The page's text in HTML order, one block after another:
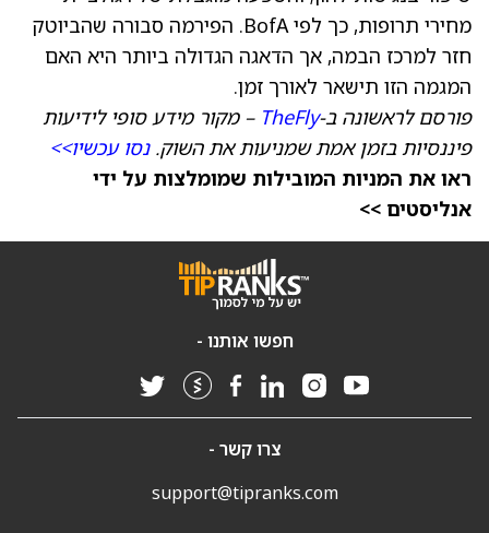
מחירי תרופות, כך לפי BofA. הפירמה סבורה שהביוטק
חזר למרכז הבמה, אך הדאגה הגדולה ביותר היא האם
המגמה הזו תישאר לאורך זמן.
פורסם לראשונה ב-TheFly – מקור מידע סופי לידיעות
פיננסיות בזמן אמת שמניעות את השוק.נסו עכשיו>>
ראו את המניות המובילות שמומלצות על ידי
אנליסטים >>
חפשו אותנו -
צרו קשר -
support@tipranks.com